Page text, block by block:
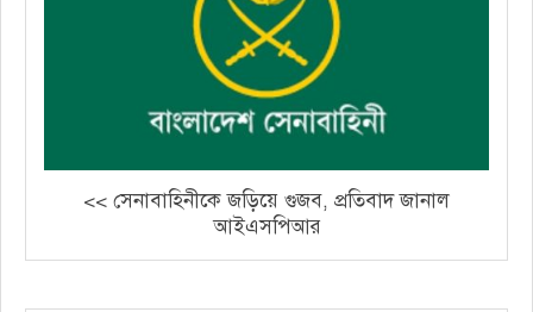
<< সেনাবাহিনীকে জড়িয়ে গুজব, প্রতিবাদ জানাল
আইএসপিআর